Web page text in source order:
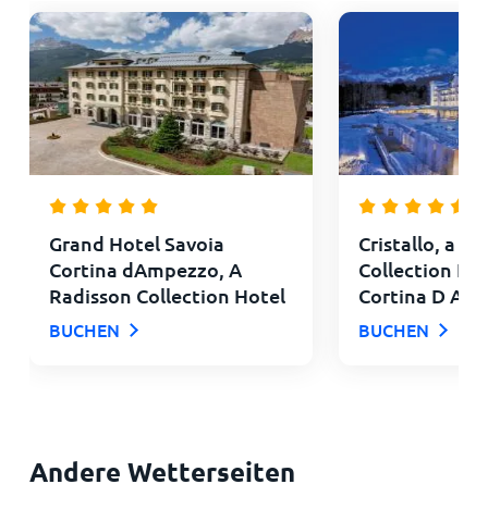
Grand Hotel Savoia
Cortina dAmpezzo, A
Radisson Collection Hotel
BUCHEN
Cristallo, a
Collection
Cortina D
BUCHEN
Andere Wetterseiten